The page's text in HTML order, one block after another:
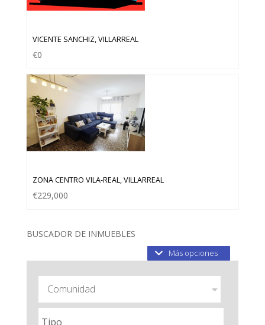
VICENTE SANCHIZ, VILLARREAL
€0
ZONA CENTRO VILA-REAL, VILLARREAL
€229,000
BUSCADOR DE INMUEBLES
Comunidad
Más opciones